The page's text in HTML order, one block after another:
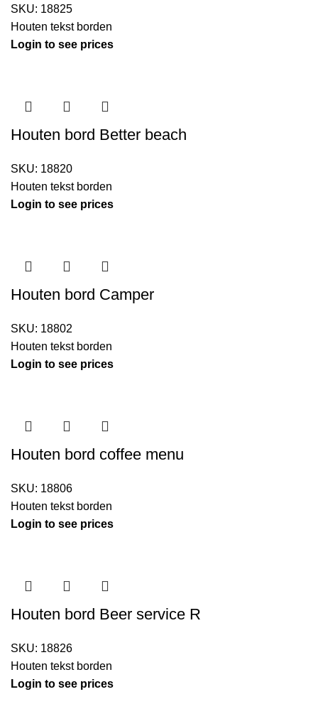
SKU: 18825
Houten tekst borden
Login to see prices
Houten bord Better beach
SKU: 18820
Houten tekst borden
Login to see prices
Houten bord Camper
SKU: 18802
Houten tekst borden
Login to see prices
Houten bord coffee menu
SKU: 18806
Houten tekst borden
Login to see prices
Houten bord Beer service R
SKU: 18826
Houten tekst borden
Login to see prices